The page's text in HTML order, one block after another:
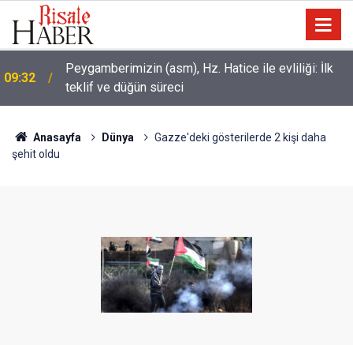
09:32
Peygamberimizin (asm), Hz. Hatice ile evliliği: İlk
teklif ve düğün süreci
Anasayfa Dünya
Gazze'deki gösterilerde 2 kişi daha
şehit oldu